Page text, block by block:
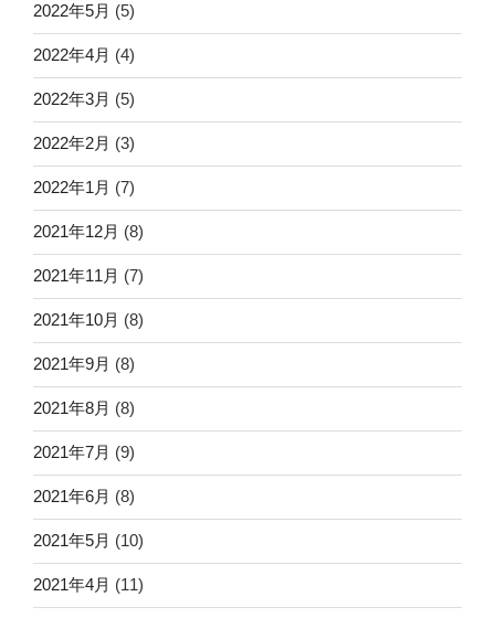
2022年5月 (5)
2022年4月 (4)
2022年3月 (5)
2022年2月 (3)
2022年1月 (7)
2021年12月 (8)
2021年11月 (7)
2021年10月 (8)
2021年9月 (8)
2021年8月 (8)
2021年7月 (9)
2021年6月 (8)
2021年5月 (10)
2021年4月 (11)